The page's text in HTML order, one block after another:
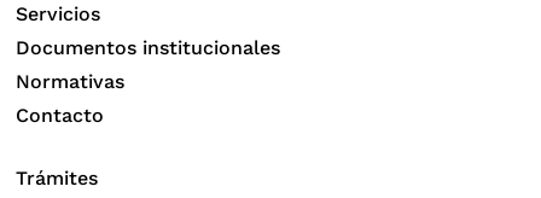
Servicios
Documentos institucionales
Normativas
Contacto
Trámites